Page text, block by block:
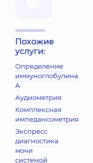
Похожие
услуги:
Определение
иммуноглобулина
А
Аудиометрия
Комплексная
импедансометрия
Экспресс
диагностика
мочи
системой